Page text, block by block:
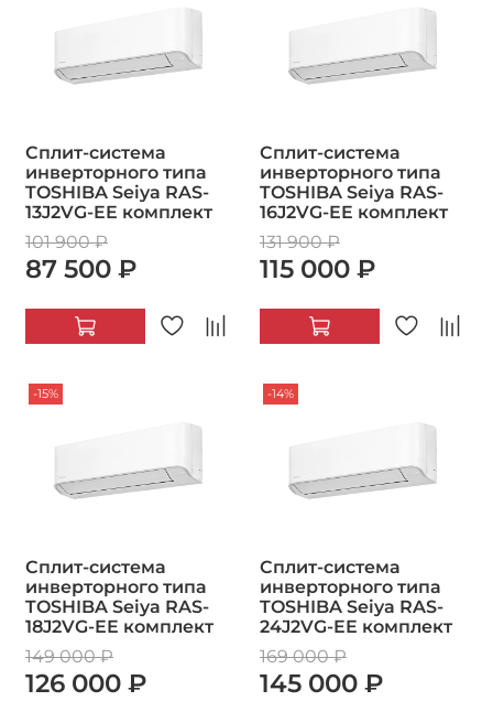
Сплит-система
инверторного типа
TOSHIBA Seiya RAS-
13J2VG-EE комплект
101 900 ₽
87 500 ₽
Сплит-система
инверторного типа
TOSHIBA Seiya RAS-
16J2VG-EE комплект
131 900 ₽
115 000 ₽
-15%
Сплит-система
инверторного типа
TOSHIBA Seiya RAS-
18J2VG-EE комплект
149 000 ₽
126 000 ₽
-14%
Сплит-система
инверторного типа
TOSHIBA Seiya RAS-
24J2VG-EE комплект
169 000 ₽
145 000 ₽